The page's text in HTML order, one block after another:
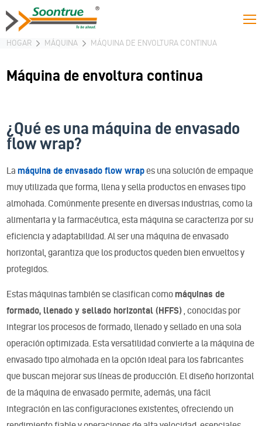
HOGAR MÁQUINA MÁQUINA DE ENVOLTURA CONTINUA
Máquina de envoltura continua
¿Qué es una máquina de envasado
flow wrap?
Lamáquina de envasado flow wrapes una solución de empaque
muy utilizada que forma, llena y sella productos en envases tipo
almohada. Comúnmente presente en diversas industrias, como la
alimentaria y la farmacéutica, esta máquina se caracteriza por su
eficiencia y adaptabilidad. Al ser una máquina de envasado
horizontal, garantiza que los productos queden bien envueltos y
protegidos.
Estas máquinas también se clasifican como máquinas de
formado, llenado y sellado horizontal (HFFS) , conocidas por
integrar los procesos de formado, llenado y sellado en una sola
operación optimizada. Esta versatilidad convierte a la máquina de
envasado tipo almohada en la opción ideal para los fabricantes
que buscan mejorar sus líneas de producción. El diseño horizontal
de la máquina de envasado permite, además, una fácil
integración en las configuraciones existentes, ofreciendo un